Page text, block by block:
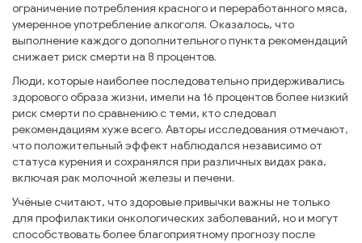
ограничение потребления красного и переработанного мяса,
умеренное употребление алкоголя. Оказалось, что
выполнение каждого дополнительного пункта рекомендаций
снижает риск смерти на 8 процентов.
Люди, которые наиболее последовательно придерживались
здорового образа жизни, имели на 16 процентов более низкий
риск смерти по сравнению с теми, кто следовал
рекомендациям хуже всего. Авторы исследования отмечают,
что положительный эффект наблюдался независимо от
статуса курения и сохранялся при различных видах рака,
включая рак молочной железы и печени.
Учёные считают, что здоровые привычки важны не только
для профилактики онкологических заболеваний, но и могут
способствовать более благоприятному прогнозу после